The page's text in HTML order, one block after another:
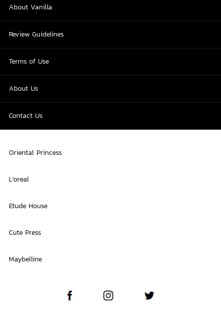
About Vanilla
Review Guidelines
Terms of Use
About Us
Contact Us
Oriental Princess
L'oreal
Etude House
Cute Press
Maybelline